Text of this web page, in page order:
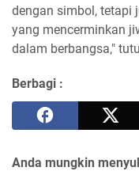
dengan simbol, tetapi
yang mencerminkan
dalam berbangsa,"
Berbagi :
Anda mungkin